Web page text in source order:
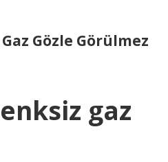
Gözle Görülmez
gaz